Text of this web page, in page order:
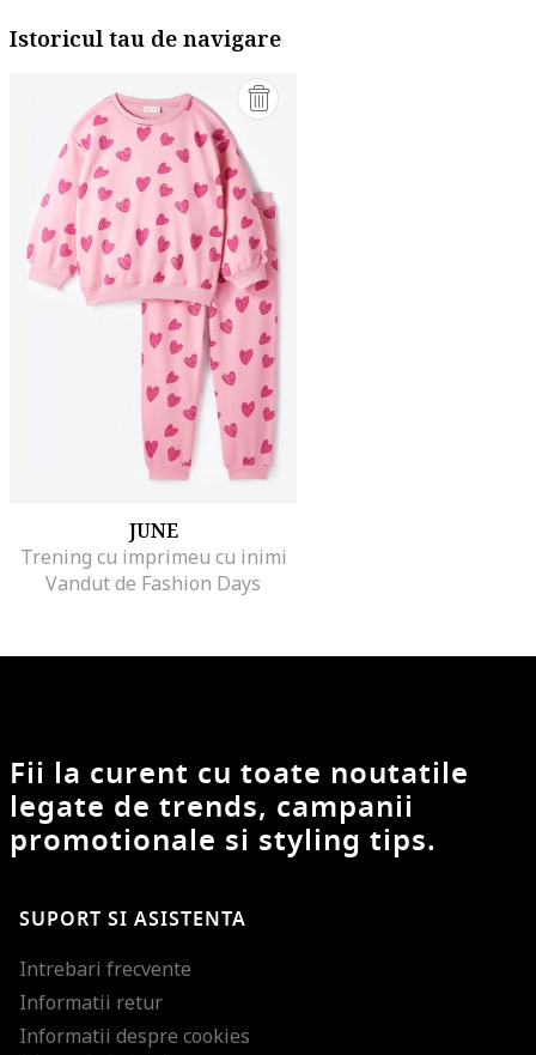
Istoricul tau de navigare
JUNE
Trening cu imprimeu cu inimi
Vandut de Fashion Days
Fii la curent cu toate noutatile
legate de trends, campanii
promotionale si styling tips.
SUPORT SI ASISTENTA
Intrebari frecvente
Informatii retur
Informatii despre cookies